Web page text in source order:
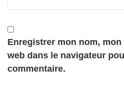
Enregistrer mon nom,
web dans le navigateur
commentaire.